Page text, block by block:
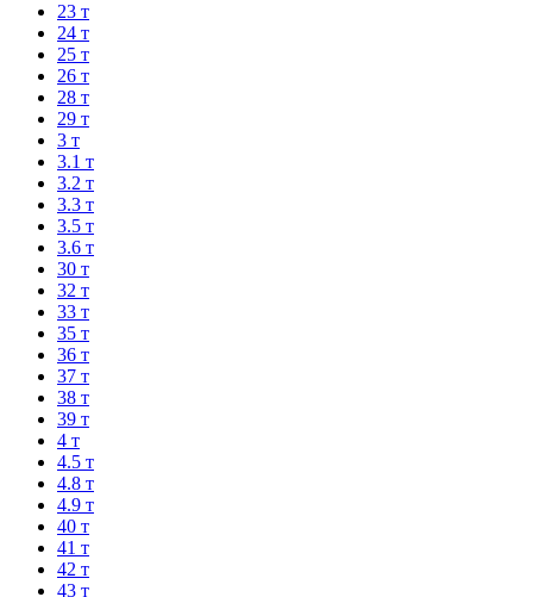
23 т
24 т
25 т
26 т
28 т
29 т
3 т
3.1 т
3.2 т
3.3 т
3.5 т
3.6 т
30 т
32 т
33 т
35 т
36 т
37 т
38 т
39 т
4 т
4.5 т
4.8 т
4.9 т
40 т
41 т
42 т
43 т